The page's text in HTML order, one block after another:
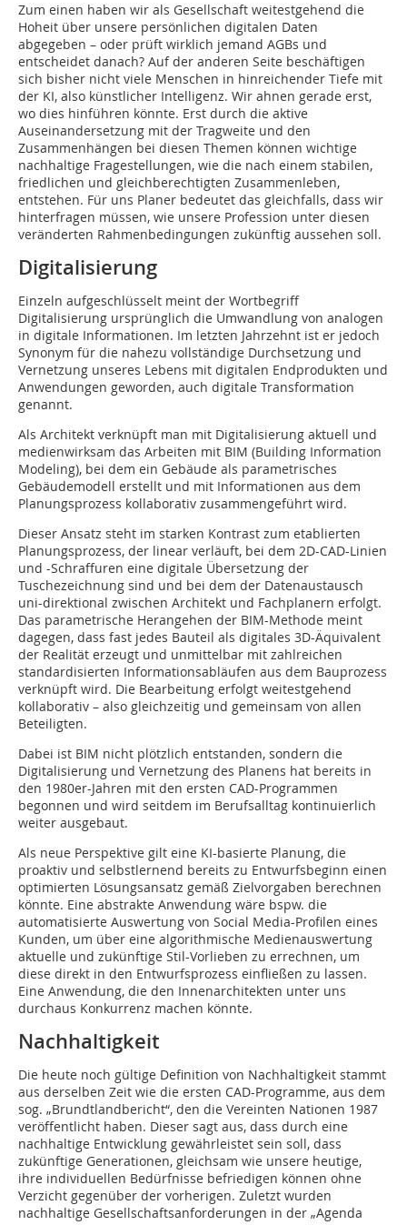
Zum einen haben wir als Gesellschaft weitestgehend die
Hoheit über unsere persönlichen digitalen Daten
abgegeben – oder prüft wirklich jemand AGBs und
entscheidet danach? Auf der anderen Seite beschäftigen
sich bisher nicht viele Menschen in hinreichender Tiefe mit
der KI, also künstlicher Intelligenz. Wir ahnen gerade erst,
wo dies hinführen könnte. Erst durch die aktive
Auseinandersetzung mit der Tragweite und den
Zusammenhängen bei diesen Themen können wichtige
nachhaltige Fragestellungen, wie die nach einem stabilen,
friedlichen und gleichberechtigten Zusammenleben,
entstehen. Für uns Planer bedeutet das gleichfalls, dass wir
hinterfragen müssen, wie unsere Profession unter diesen
veränderten Rahmenbedingungen zukünftig aussehen soll.
Digitalisierung
Einzeln aufgeschlüsselt meint der Wortbegriff
Digitalisierung ursprünglich die Umwandlung von analogen
in digitale Informationen. Im letzten Jahrzehnt ist er jedoch
Synonym für die nahezu vollständige Durchsetzung und
Vernetzung unseres Lebens mit digitalen Endprodukten und
Anwendungen geworden, auch digitale Transformation
genannt.
Als Architekt verknüpft man mit Digitalisierung aktuell und
medienwirksam das Arbeiten mit BIM (Building Information
Modeling), bei dem ein Gebäude als parametrisches
Gebäudemodell erstellt und mit Informationen aus dem
Planungsprozess kollaborativ zusammengeführt wird.
Dieser Ansatz steht im starken Kontrast zum etablierten
Planungsprozess, der linear verläuft, bei dem 2D-CAD-Linien
und -Schraffuren eine digitale Übersetzung der
Tuschezeichnung sind und bei dem der Datenaustausch
uni-direktional zwischen Architekt und Fachplanern erfolgt.
Das parametrische Herangehen der BIM-Methode meint
dagegen, dass fast jedes Bauteil als digitales 3D-Äquivalent
der Realität erzeugt und unmittelbar mit zahlreichen
standardisierten Informationsabläufen aus dem Bauprozess
verknüpft wird. Die Bearbeitung erfolgt weitestgehend
kollaborativ – also gleichzeitig und gemeinsam von allen
Beteiligten.
Dabei ist BIM nicht plötzlich entstanden, sondern die
Digitalisierung und Vernetzung des Planens hat bereits in
den 1980er-Jahren mit den ersten CAD-Programmen
begonnen und wird seitdem im Berufsalltag kontinuierlich
weiter ausgebaut.
Als neue Perspektive gilt eine KI-basierte Planung, die
proaktiv und selbstlernend bereits zu Entwurfsbeginn einen
optimierten Lösungsansatz gemäß Zielvorgaben berechnen
könnte. Eine abstrakte Anwendung wäre bspw. die
automatisierte Auswertung von Social Media-Profilen eines
Kunden, um über eine algorithmische Medienauswertung
aktuelle und zukünftige Stil-Vorlieben zu errechnen, um
diese direkt in den Entwurfsprozess einfließen zu lassen.
Eine Anwendung, die den Innenarchitekten unter uns
durchaus Konkurrenz machen könnte.
Nachhaltigkeit
Die heute noch gültige Definition von Nachhaltigkeit stammt
aus derselben Zeit wie die ersten CAD-Programme, aus dem
sog. „Brundtlandbericht“, den die Vereinten Nationen 1987
veröffentlicht haben. Dieser sagt aus, dass durch eine
nachhaltige Entwicklung gewährleistet sein soll, dass
zukünftige Generationen, gleichsam wie unsere heutige,
ihre individuellen Bedürfnisse befriedigen können ohne
Verzicht gegenüber der vorherigen. Zuletzt wurden
nachhaltige Gesellschaftsanforderungen in der „Agenda